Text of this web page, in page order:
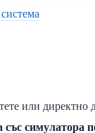
или директно
със симулатора